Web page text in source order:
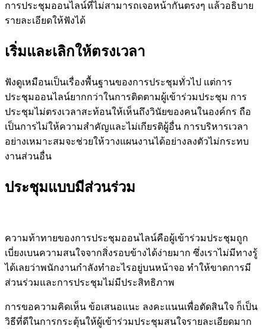
การประชุมออนไลน์ที่ไม่สามารถเจอหน้ากันตรงๆ แล้วอธิบาย
รายละเอียดให้ฟังได้
เริ่มและเลิกให้ตรงเวลา
ฟังดูเหมือนเป็นเรื่องพื้นฐานของการประชุมทั่วไป แต่การ
ประชุมออนไลน์ยากกว่าในการติดตามผู้เข้าร่วมประชุม การ
ประชุมไม่ตรงเวลาสะท้อนให้เห็นถึงวินัยของคนในองค์กร ถือ
เป็นการไม่ให้ความสำคัญและไม่เกียรติผู้อื่น การบริหารเวลา
อย่างเหมาะสมจะช่วยให้วางแผนงานได้อย่างลงตัวไม่กระทบ
งานส่วนอื่น
ประชุมแบบมีส่วนร่วม
ความท้าทายของการประชุมออนไลน์คือผู้เข้าร่วมประชุมถูก
เบี่ยงเบนความสนใจจากสิ่งรอบข้างได้ง่ายมาก ซึ่งเราไม่มีทางรู้
ได้เลยว่าพนักงานกำลังทำอะไรอยู่บนหน้าจอ ทำให้ขาดการมี
ส่วนร่วมและการประชุมไม่มีประสิทธิภาพ
การขอความคิดเห็น ข้อเสนอแนะ ลงคะแนนเพื่อตัดสินใจ ก็เป็น
วิธีที่ดีในการกระตุ้นให้ผู้เข้าร่วมประชุมสนใจรายละเอียดมาก